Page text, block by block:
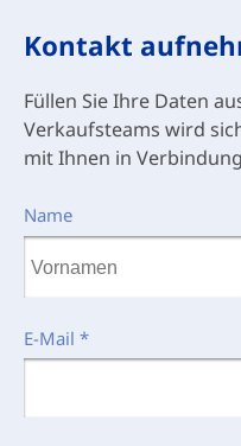
Kontakt
Füllen Sie Ihre Daten
Verkaufsteams wird
mit Ihnen in
Name
E-Mail *